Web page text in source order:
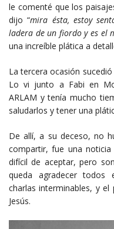
le comenté que los
dijo “mira ésta,estoy
ladera de un fiordo y es el
una increíble plática a
La tercera ocasión
Lo vi junto a Fabi en
ARLAM y tenía mucho
saludarlos y tener una
De allí, a su deceso, no
compartir, fue una
difícil de aceptar, pero
queda agradecer todos
charlas interminables, y
Jesús.